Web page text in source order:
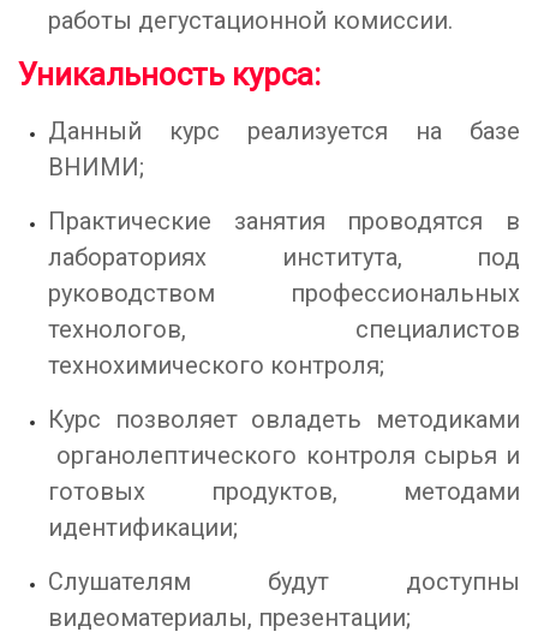
работы дегустационной комиссии.
Уникальность курса:
Данный курс реализуется на базе
ВНИМИ;
Практические занятия проводятся в
лабораториях института, под
руководством профессиональных
технологов, специалистов
технохимического контроля;
Курс позволяет овладеть методиками
органолептического контроля сырья и
готовых продуктов, методами
идентификации;
Слушателям будут доступны
видеоматериалы, презентации;